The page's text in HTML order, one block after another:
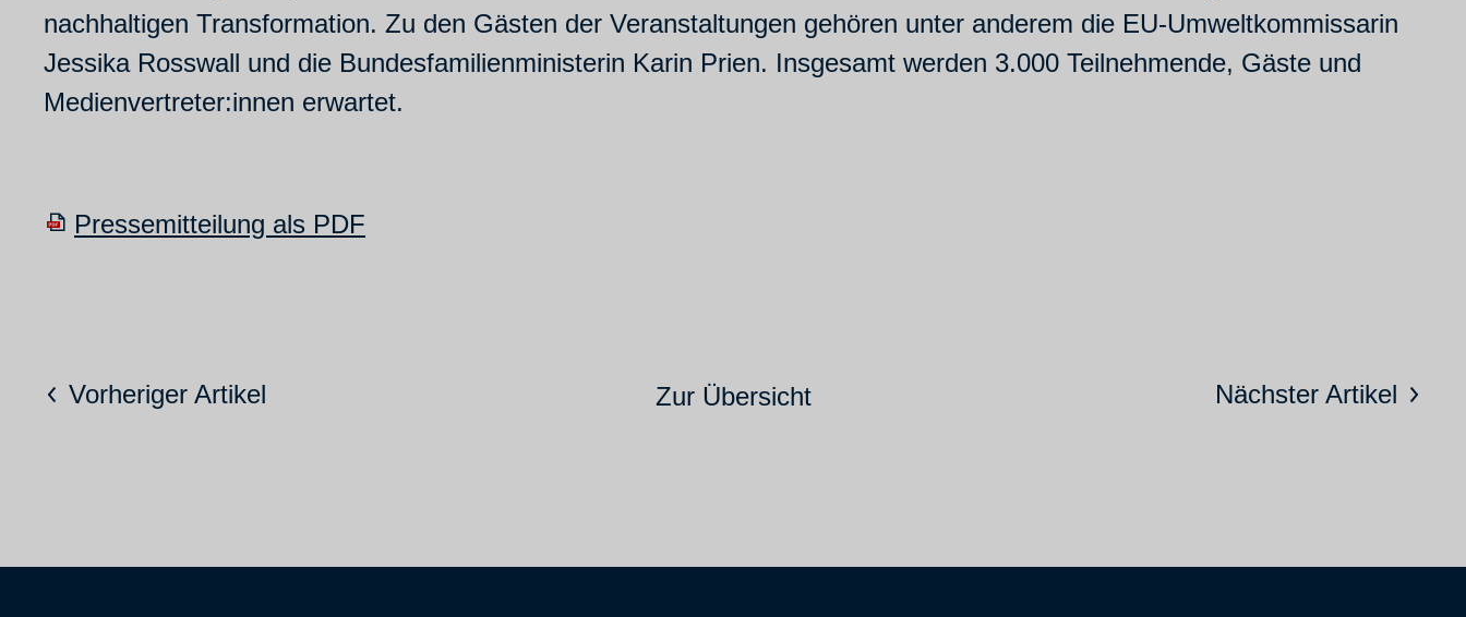
nachhaltigen Transformation. Zu den Gästen der Veranstaltungen gehören unter anderem die EU-Umweltkommissarin
Jessika Rosswall und die Bundesfamilienministerin Karin Prien. Insgesamt werden 3.000 Teilnehmende, Gäste und
Medienvertreter:innen erwartet.
Pressemitteilung als PDF
Vorheriger Artikel Zur Übersicht Nächster Artikel